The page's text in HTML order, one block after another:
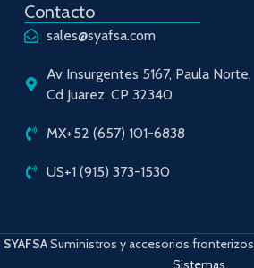
Contacto
sales@syafsa.com
Av Insurgentes 5167, Paula Norte,
Cd Juarez. CP 32340
MX+52 (657) 101-6838
US+1 (915) 373-1530
SYAFSASuministros y accesorios fronterizos
Sistemas.